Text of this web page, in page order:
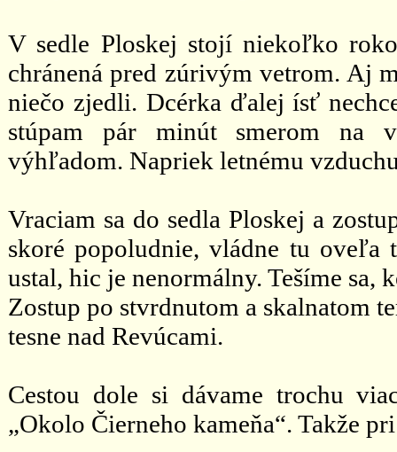
V sedle Ploskej stojí niekoľko
chránená pred zúrivým vetrom. Aj
niečo zjedli. Dcérka ďalej ísť
stúpam pár minút smerom na
výhľadom. Napriek letnému
Vraciam sa do sedla Ploskej a
skoré popoludnie, vládne tu oveľa
ustal, hic je nenormálny. Tešíme sa,
Zostup po stvrdnutom a skalnatom
tesne nad Revúcami.
Cestou dole si dávame trochu
„Okolo Čierneho kameňa“. Takže